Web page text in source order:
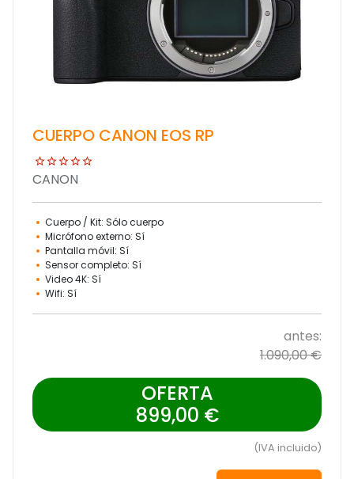
CUERPO CANON EOS RP
CANON
Cuerpo / Kit: Sólo cuerpo
Micrófono externo: Sí
Pantalla móvil: Sí
Sensor completo: Sí
Video 4K: Sí
Wifi: Sí
antes:
1.090,00 €
OFERTA
899,00 €
(IVA incluido)